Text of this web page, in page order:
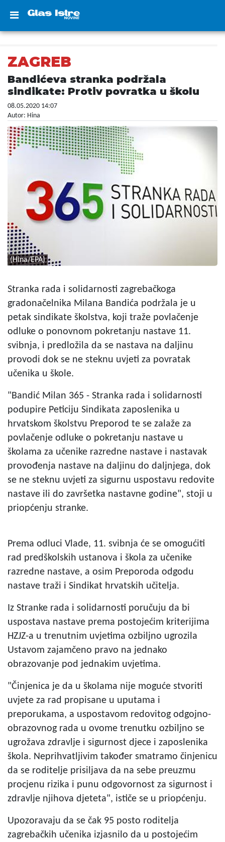
ZAGREB
Bandićeva stranka podržala
sindikate: Protiv povratka u školu
08.05.2020 14:07
Autor: Hina
(Hina/EPA)
Stranka rada i solidarnosti zagrebačkoga
gradonačelnika Milana Bandića podržala je u
petak sindikate školstva, koji traže povlačenje
odluke o ponovnom pokretanju nastave 11.
svibnja, i predložila da se nastava na daljinu
provodi dok se ne steknu uvjeti za povratak
učenika u škole.
"Bandić Milan 365 - Stranka rada i solidarnosti
podupire Peticiju Sindikata zaposlenika u
hrvatskom školstvu Preporod te se zalaže za
povlačenje odluke o pokretanju nastave u
školama za učenike razredne nastave i nastavak
provođenja nastave na daljinu do daljnjega, dok
se ne steknu uvjeti za sigurnu uspostavu redovite
nastave ili do završetka nastavne godine", stoji u
priopćenju stranke.
Prema odluci Vlade, 11. svibnja će se omogućiti
rad predškolskih ustanova i škola za učenike
razredne nastave, a osim Preporoda odgodu
nastave traži i Sindikat hrvatskih učitelja.
Iz Stranke rada i solidarnosti poručuju da bi
uspostava nastave prema postojećim kriterijima
HZJZ-a u trenutnim uvjetima ozbiljno ugrozila
Ustavom zajamčeno pravo na jednako
obrazovanje pod jednakim uvjetima.
"Činjenica je da u školama nije moguće stvoriti
uvjete za rad propisane u uputama i
preporukama, a uspostavom redovitog odgojno-
obrazovnog rada u ovome trenutku ozbiljno se
ugrožava zdravlje i sigurnost djece i zaposlenika
škola. Neprihvatljivim također smatramo činjenicu
da se roditelje prisiljava da na sebe preuzmu
procjenu rizika i punu odgovornost za sigurnost i
zdravlje njihova djeteta", ističe se u priopćenju.
Upozoravaju da se čak 95 posto roditelja
zagrebačkih učenika izjasnilo da u postojećim